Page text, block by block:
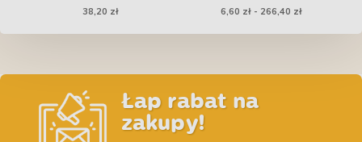
dzikiej róży) 120 tabl.
38,20 zł
w sosie dla kotów
starszych, wybrednych
6,60 zł - 266,40 zł
Łap rabat na
zakupy!